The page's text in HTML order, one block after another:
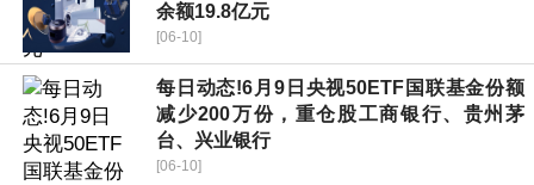
余额19.8亿元
[06-10]
每日动态!6月9日央视50ETF国联基金份额
减少200万份，重仓股工商银行、贵州茅
台、兴业银行
[06-10]